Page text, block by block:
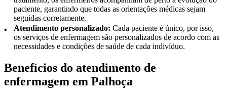
paciente, garantindo que todas as orientações médicas sejam
seguidas corretamente.
Atendimento personalizado: Cada paciente é único, por isso,
os serviços de enfermagem são personalizados de acordo com as
necessidades e condições de saúde de cada indivíduo.
Benefícios do atendimento de
enfermagem em Palhoça